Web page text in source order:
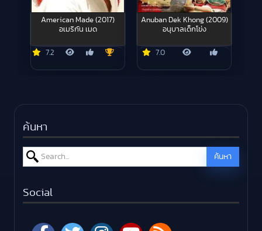
American Made (2017)
อเมริกัน เมด
7.2
Anuban Dek Khong (2009)
อนุบาลเด็กโข่ง
7.0
ค้นหา
Search for: ค้นหา
Social